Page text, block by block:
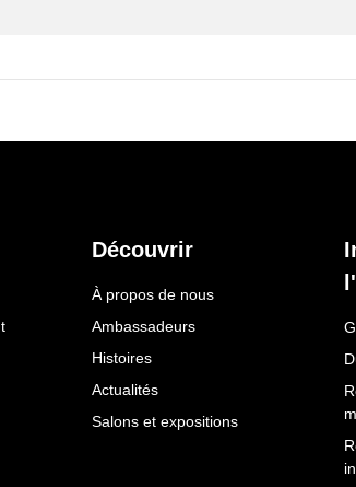
Découvrir
À propos de nous
Ambassadeurs
Histoires
Actualités
Salons et expositions